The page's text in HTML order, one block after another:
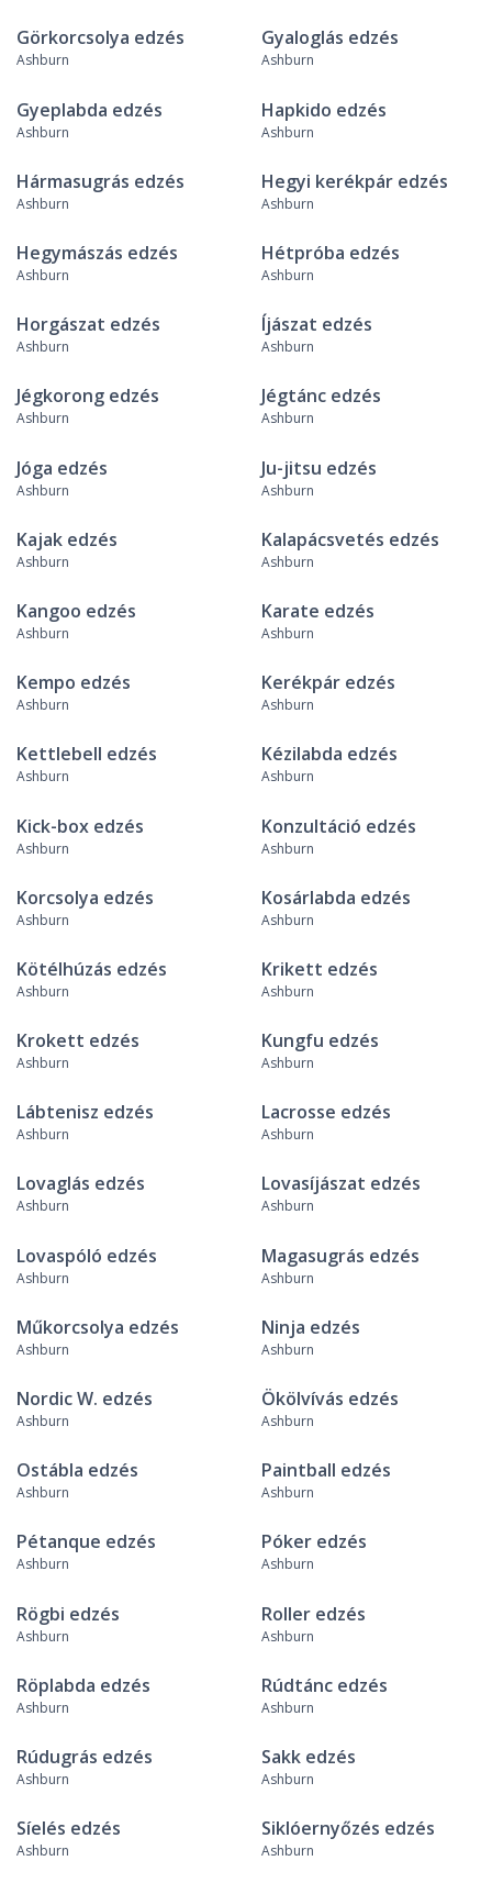
Görkorcsolya edzés
Ashburn
Gyaloglás edzés
Ashburn
Gyeplabda edzés
Ashburn
Hapkido edzés
Ashburn
Hármasugrás edzés
Ashburn
Hegyi kerékpár edzés
Ashburn
Hegymászás edzés
Ashburn
Hétpróba edzés
Ashburn
Horgászat edzés
Ashburn
Íjászat edzés
Ashburn
Jégkorong edzés
Ashburn
Jégtánc edzés
Ashburn
Jóga edzés
Ashburn
Ju-jitsu edzés
Ashburn
Kajak edzés
Ashburn
Kalapácsvetés edzés
Ashburn
Kangoo edzés
Ashburn
Karate edzés
Ashburn
Kempo edzés
Ashburn
Kerékpár edzés
Ashburn
Kettlebell edzés
Ashburn
Kézilabda edzés
Ashburn
Kick-box edzés
Ashburn
Konzultáció edzés
Ashburn
Korcsolya edzés
Ashburn
Kosárlabda edzés
Ashburn
Kötélhúzás edzés
Ashburn
Krikett edzés
Ashburn
Krokett edzés
Ashburn
Kungfu edzés
Ashburn
Lábtenisz edzés
Ashburn
Lacrosse edzés
Ashburn
Lovaglás edzés
Ashburn
Lovasíjászat edzés
Ashburn
Lovaspóló edzés
Ashburn
Magasugrás edzés
Ashburn
Műkorcsolya edzés
Ashburn
Ninja edzés
Ashburn
Nordic W. edzés
Ashburn
Ökölvívás edzés
Ashburn
Ostábla edzés
Ashburn
Paintball edzés
Ashburn
Pétanque edzés
Ashburn
Póker edzés
Ashburn
Rögbi edzés
Ashburn
Roller edzés
Ashburn
Röplabda edzés
Ashburn
Rúdtánc edzés
Ashburn
Rúdugrás edzés
Ashburn
Sakk edzés
Ashburn
Síelés edzés
Ashburn
Siklóernyőzés edzés
Ashburn